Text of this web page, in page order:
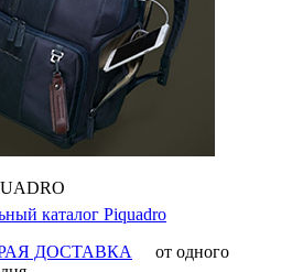
каталог Piquadro
ДОСТАВКА
от одного